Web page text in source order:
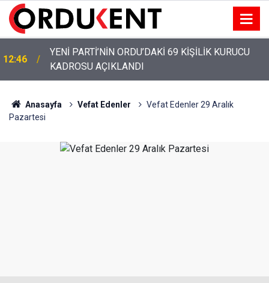
12:46
YENİ PARTİ’NİN ORDU’DAKİ 69 KİŞİLİK KURUCU
KADROSU AÇIKLANDI
Anasayfa Vefat Edenler
Vefat Edenler 29 Aralık
Pazartesi